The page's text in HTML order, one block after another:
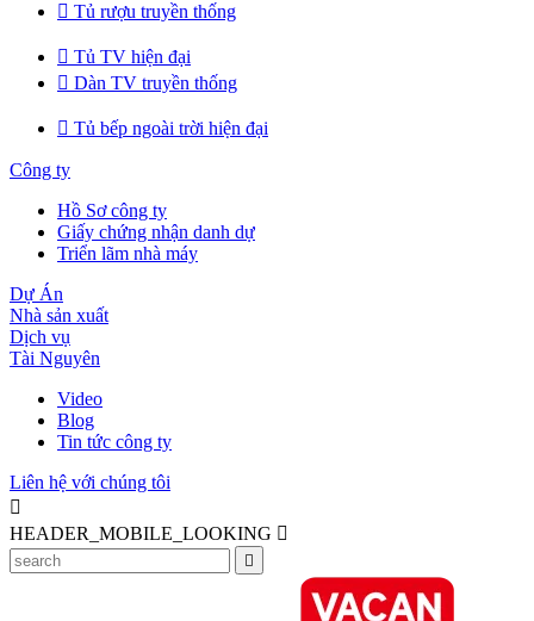
 Tủ rượu truyền thống
 Tủ TV hiện đại
 Dàn TV truyền thống
 Tủ bếp ngoài trời hiện đại
Công ty
Hồ Sơ công ty
Giấy chứng nhận danh dự
Triển lãm nhà máy
Dự Án
Nhà sản xuất
Dịch vụ
Tài Nguyên
Video
Blog
Tin tức công ty
Liên hệ với chúng tôi

HEADER_MOBILE_LOOKING 
